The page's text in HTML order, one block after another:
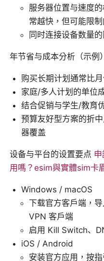
服务器位置与速度
常越快，但可能限
同时连接设备数量的
年节省与成本分析（示例）
购买长期计划通常比
家庭/多人计划的单位
结合促销与学生/教育
预算友好型方案的折
器覆盖
设备与平台的设置要点
用嗎？esim與實體sim卡
Windows / macOS
下载官方客户端，
VPN 客户端
启用 Kill Switch、
iOS / Android
安装官方应用，按